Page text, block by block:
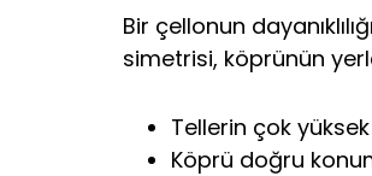
Bir çellonun
simetrisi, köprünün
Tellerin çok yüksek
Köprü doğru